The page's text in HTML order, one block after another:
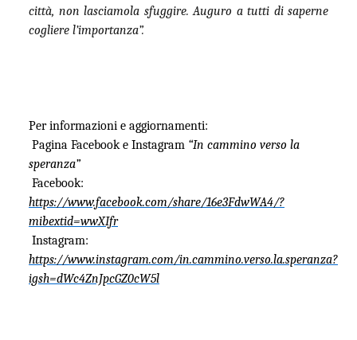
città, non lasciamola sfuggire. Auguro a tutti di saperne
cogliere l’importanza”.
Per informazioni e aggiornamenti:
Pagina Facebook e Instagram “In cammino verso la
speranza”
Facebook:
https://www.facebook.com/share/16e3FdwWA4/?
mibextid=wwXIfr
Instagram:
https://www.instagram.com/in.cammino.verso.la.speranza?
igsh=dWc4ZnJpcGZ0cW5l